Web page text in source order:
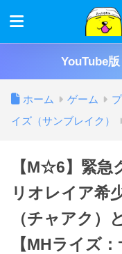
YouTube
ホーム ゲーム
イズ（サンブレイク）
【M☆6】緊急
リオレイア希
（チャアク）
【MHライズ